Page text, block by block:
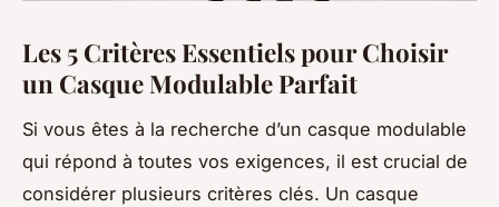
Les 5 Critères Essentiels pour Choisir
un Casque Modulable Parfait
Si vous êtes à la recherche d’un casque modulable
qui répond à toutes vos exigences, il est crucial de
considérer plusieurs critères clés. Un casque